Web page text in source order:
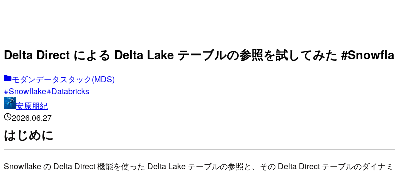
Delta Direct による Delta Lake テーブルの参照を試してみた
モダンデータスタック(MDS)
Snowflake Databricks
安原朋紀
2026.06.27
はじめに
Snowflake の Delta Direct 機能を使った Delta Lake テーブルの参照と、その Delta Direct テーブルのダイナ